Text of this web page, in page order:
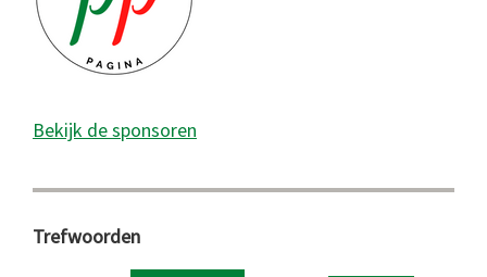
Bekijk de sponsoren
Trefwoorden